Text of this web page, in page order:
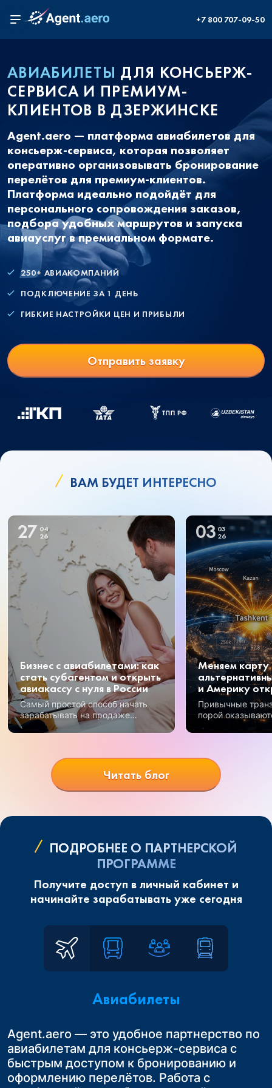
+7 800 707-09-50
АВИАБИЛЕТЫ ДЛЯ КОНСЬЕРЖ-
СЕРВИСА И ПРЕМИУМ-
КЛИЕНТОВ В ДЗЕРЖИНСКЕ
Agent.aero — платформа авиабилетов для
консьерж-сервиса, которая позволяет
оперативно организовывать бронирование
перелётов для премиум-клиентов.
Платформа идеально подойдёт для
персонального сопровождения заказов,
подбора удобных маршрутов и запуска
авиауслуг в премиальном формате.
250+ АВИАКОМПАНИЙ
ПОДКЛЮЧЕНИЕ ЗА 1 ДЕНЬ
ГИБКИЕ НАСТРОЙКИ ЦЕН И ПРИБЫЛИ
Отправить заявку
ВАМ БУДЕТ ИНТЕРЕСНО
27 04
26
Бизнес с авиабилетами: как
стать субагентом и открыть
авиакассу с нуля в России
Самый простой способ начать
зарабатывать на продаже
авиабилетов – получение
субагентского статуса.
03 03
26
Меняем карту
и Америку
Привычные
порой
Но открываются
возможности, и
Узбекистан.
Читать блог
ПОДРОБНЕЕ О ПАРТНЕРСКОЙ
ПРОГРАММЕ
Получите доступ в личный кабинет и
начинайте зарабатывать уже сегодня
Авиабилеты
Agent.aero — это удобное партнерство по
авиабилетам для консьерж-сервиса с
быстрым доступом к бронированию и
оформлению перелётов. Работа с
Сотрудничая с Agent.aero в России, Вы
получаете возможность предложить
своим клиентам удобные трансферы до
конечного пункта назначения
Это удобное и выгодное решение для
турагентств в России, которые
занимаются организацией авторских
Расширьте возможности вашего бизнеса.
Начните продавать ж/д билеты по России,
Казахстану и Узбекистану.
Это простой и эффективный способ